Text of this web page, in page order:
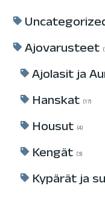
Ajovarusteet
Ajolasit ja
Hanskat 17
Housut 4
Kengät 3
Kypärät ja